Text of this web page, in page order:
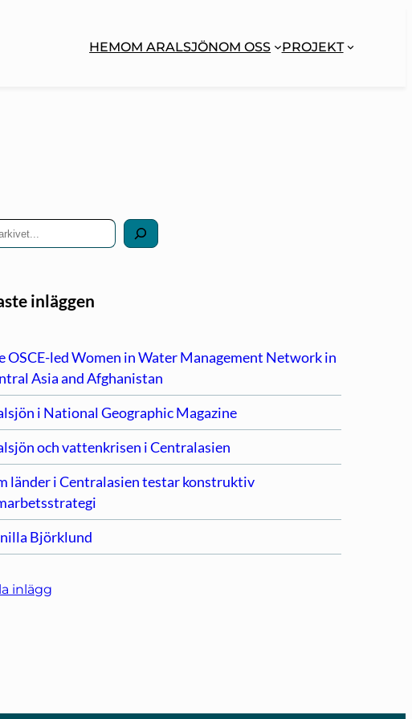
HEMOM ARALSJÖNOM OSS PROJEKT
inläggen
OSCE-led Women in Water Management Network in
Asia and Afghanistan
i National Geographic Magazine
och vattenkrisen i Centralasien
länder i Centralasien testar konstruktiv
Björklund
inlägg